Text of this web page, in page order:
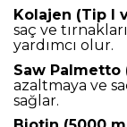
Kolajen (Tip I
saç ve
yardımcı olur.
Saw Palmetto
azaltmaya ve
sağlar.